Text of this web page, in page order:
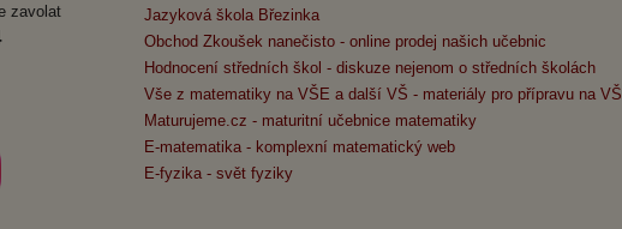
zavolat
Jazyková škola Březinka
Obchod Zkoušek nanečisto - online prodej našich učebnic
Hodnocení středních škol - diskuze nejenom o středních školách
Vše z matematiky na VŠE a další VŠ - materiály pro přípravu na VŠ
Maturujeme.cz - maturitní učebnice matematiky
E-matematika - komplexní matematický web
E-fyzika - svět fyziky